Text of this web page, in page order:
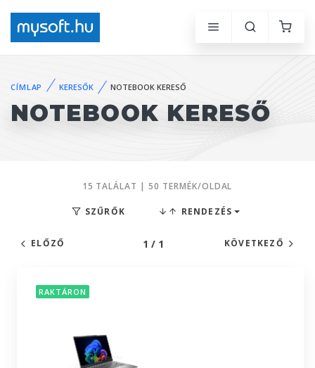
CÍMLAP KERESŐK NOTEBOOK KERESŐ
NOTEBOOK KERESŐ
15 TALÁLAT | 50 TERMÉK/OLDAL
SZŰRŐK RENDEZÉS
ELŐZŐ 1 / 1 KÖVETKEZŐ
RAKTÁRON